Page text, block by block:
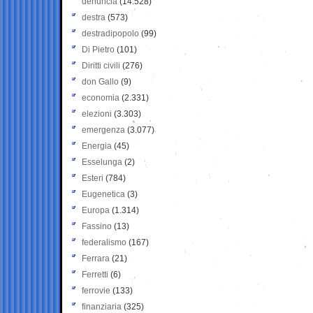
destra (573)
destradipopolo (99)
Di Pietro (101)
Diritti civili (276)
don Gallo (9)
economia (2.331)
elezioni (3.303)
emergenza (3.077)
Energia (45)
Esselunga (2)
Esteri (784)
Eugenetica (3)
Europa (1.314)
Fassino (13)
federalismo (167)
Ferrara (21)
Ferretti (6)
ferrovie (133)
finanziaria (325)